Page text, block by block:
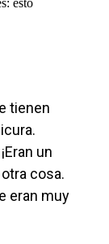
esto
tienen
un
cosa.
eran muy